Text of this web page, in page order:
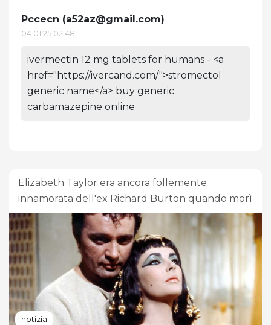
Pccecn (a52az@gmail.com)
04.01.25 02:48
ivermectin 12 mg tablets for humans - <a
href="https://ivercand.com/">stromectol
generic name</a> buy generic
carbamazepine online
Elizabeth Taylor era ancora follemente
innamorata dell'ex Richard Burton quando morì
notizia